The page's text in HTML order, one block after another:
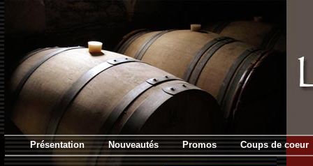
Présentation Nouveautés Promos Coups de coeur